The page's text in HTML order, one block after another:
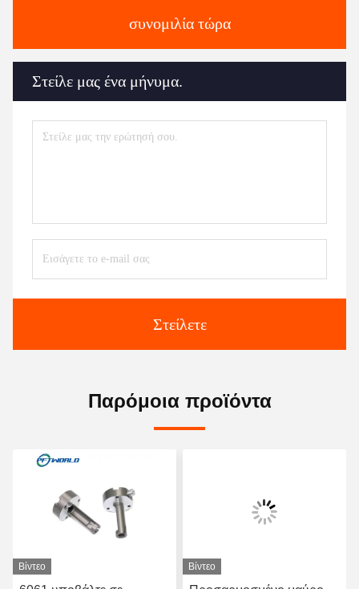
συνομιλία τώρα
Στείλε μας ένα μήνυμα.
Στείλετε
Παρόμοια προϊόντα
Βίντεο Βίντεο